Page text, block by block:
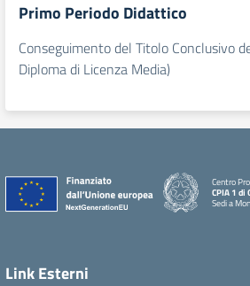
Primo Periodo Didattico
Conseguimento del Titolo Conclusivo
Diploma di Licenza Media)
Centro
CPIA 1 di
Sedi a
Link Esterni